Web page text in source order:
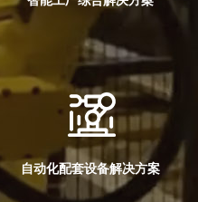
自动化配套设备解决方案